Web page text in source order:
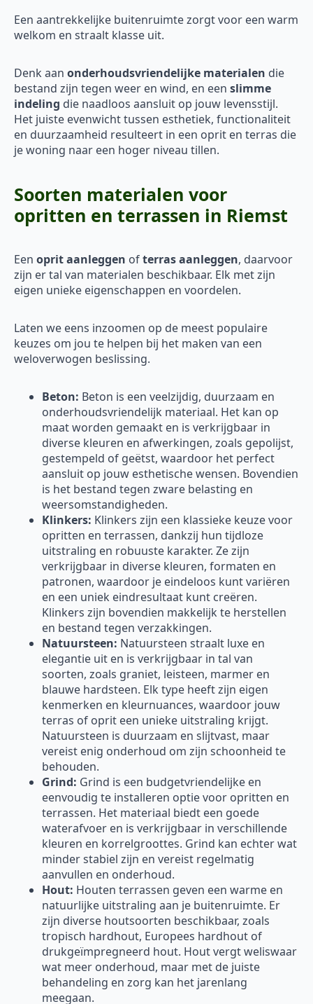
Een aantrekkelijke buitenruimte zorgt voor een warm
welkom en straalt klasse uit.
Denk aan onderhoudsvriendelijke materialen die
bestand zijn tegen weer en wind, en een slimme
indeling die naadloos aansluit op jouw levensstijl.
Het juiste evenwicht tussen esthetiek, functionaliteit
en duurzaamheid resulteert in een oprit en terras die
je woning naar een hoger niveau tillen.
Soorten materialen voor
opritten en terrassen in Riemst
Een oprit aanleggen ofterras aanleggen, daarvoor
zijn er tal van materialen beschikbaar. Elk met zijn
eigen unieke eigenschappen en voordelen.
Laten we eens inzoomen op de meest populaire
keuzes om jou te helpen bij het maken van een
weloverwogen beslissing.
Beton: Beton is een veelzijdig, duurzaam en
onderhoudsvriendelijk materiaal. Het kan op
maat worden gemaakt en is verkrijgbaar in
diverse kleuren en afwerkingen, zoals gepolijst,
gestempeld of geëtst, waardoor het perfect
aansluit op jouw esthetische wensen. Bovendien
is het bestand tegen zware belasting en
weersomstandigheden.
Klinkers: Klinkers zijn een klassieke keuze voor
opritten en terrassen, dankzij hun tijdloze
uitstraling en robuuste karakter. Ze zijn
verkrijgbaar in diverse kleuren, formaten en
patronen, waardoor je eindeloos kunt variëren
en een uniek eindresultaat kunt creëren.
Klinkers zijn bovendien makkelijk te herstellen
en bestand tegen verzakkingen.
Natuursteen: Natuursteen straalt luxe en
elegantie uit en is verkrijgbaar in tal van
soorten, zoals graniet, leisteen, marmer en
blauwe hardsteen. Elk type heeft zijn eigen
kenmerken en kleurnuances, waardoor jouw
terras of oprit een unieke uitstraling krijgt.
Natuursteen is duurzaam en slijtvast, maar
vereist enig onderhoud om zijn schoonheid te
behouden.
Grind: Grind is een budgetvriendelijke en
eenvoudig te installeren optie voor opritten en
terrassen. Het materiaal biedt een goede
waterafvoer en is verkrijgbaar in verschillende
kleuren en korrelgroottes. Grind kan echter wat
minder stabiel zijn en vereist regelmatig
aanvullen en onderhoud.
Hout: Houten terrassen geven een warme en
natuurlijke uitstraling aan je buitenruimte. Er
zijn diverse houtsoorten beschikbaar, zoals
tropisch hardhout, Europees hardhout of
drukgeïmpregneerd hout. Hout vergt weliswaar
wat meer onderhoud, maar met de juiste
behandeling en zorg kan het jarenlang
meegaan.